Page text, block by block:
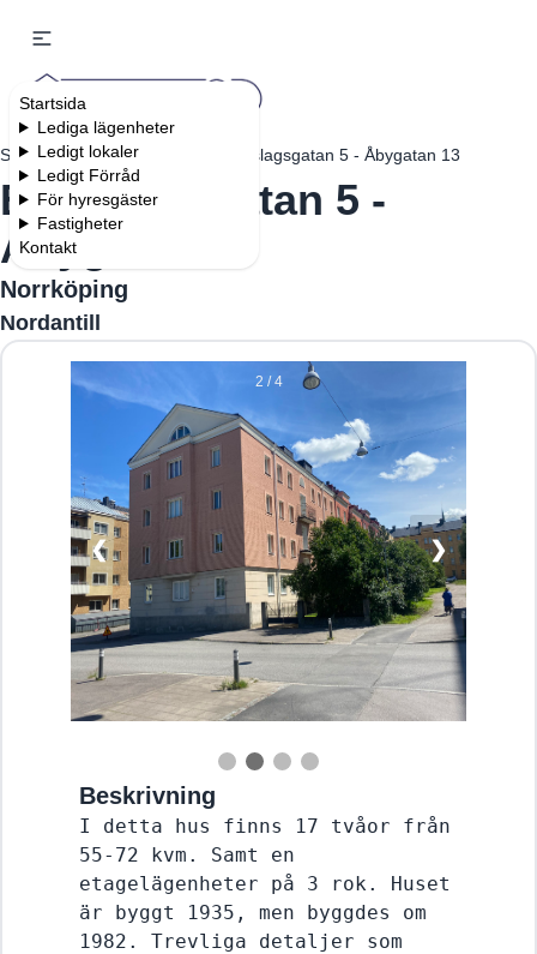
Startsida
Lediga lägenheter
Ledigt lokaler
Ledigt Förråd
För hyresgäster
Fastigheter
Kontakt
Startsida Fastigheter Bergslagsgatan 5 - Åbygatan 13
Bergslagsgatan 5 -
Åbygatan 13
Norrköping
Nordantill
2 / 4
❮ ❯
Beskrivning
I detta hus finns 17 tvåor från
55-72 kvm. Samt en
etagelägenheter på 3 rok. Huset
är byggt 1935, men byggdes om
1982. Trevliga detaljer som